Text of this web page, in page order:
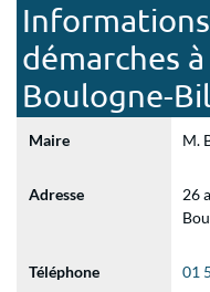
démarches
Boulogne-
Maire M.
Adresse
26
Téléphone 01